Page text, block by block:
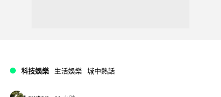
科技娛樂 生活娛樂 城中熱話